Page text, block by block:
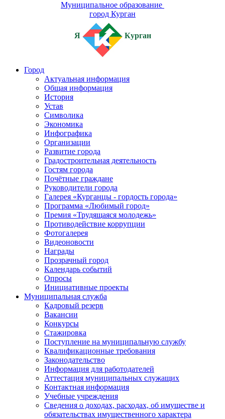
Муниципальное образование
город Курган
Я Курган
Город
Актуальная информация
Общая информация
История
Устав
Символика
Экономика
Инфографика
Организации
Развитие города
Градостроительная деятельность
Гостям города
Почётные граждане
Руководители города
Галерея «Курганцы - гордость города»
Программа «Любимый город»
Премия «Трудящаяся молодежь»
Противодействие коррупции
Фотогалерея
Видеоновости
Награды
Прозрачный город
Календарь событий
Опросы
Инициативные проекты
Муниципальная служба
Кадровый резерв
Вакансии
Конкурсы
Стажировка
Поступление на муниципальную службу
Квалификационные требования
Законодательство
Информация для работодателей
Аттестация муниципальных служащих
Контактная информация
Учебные учреждения
Сведения о доходах, расходах, об имуществе и
обязательствах имущественного характера